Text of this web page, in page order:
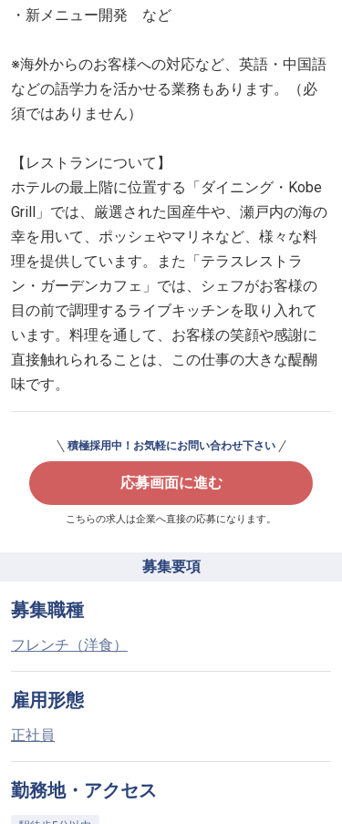
・新メニュー開発 など
※海外からのお客様への対応など、英語・中国語
などの語学力を活かせる業務もあります。（必
須ではありません）
【レストランについて】
ホテルの最上階に位置する「ダイニング・Kobe
Grill」では、厳選された国産牛や、瀬戸内の海の
幸を用いて、ポッシェやマリネなど、様々な料
理を提供しています。また「テラスレストラ
ン・ガーデンカフェ」では、シェフがお客様の
目の前で調理するライブキッチンを取り入れて
います。料理を通して、お客様の笑顔や感謝に
直接触れられることは、この仕事の大きな醍醐
味です。
積極採用中！お気軽にお問い合わせ下さい
応募画面に進む
こちらの求人は企業へ直接の応募になります。
募集要項
募集職種
フレンチ（洋食）
雇用形態
正社員
勤務地・アクセス